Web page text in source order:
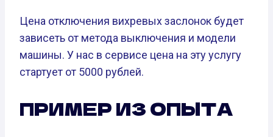
Цена отключения вихревых заслонок будет
зависеть от метода выключения и модели
машины. У нас в сервисе цена на эту услугу
стартует от 5000 рублей.
ПРИМЕР ИЗ ОПЫТА